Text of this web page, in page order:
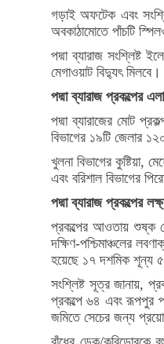
গড়াই অফটেক এবং
অবকাঠামোতে পাঁচটি
পদ্মা ব্যারাজ সংশ্লিষ্ট
মেগাওয়াট বিদ্যুৎ
পদ্মা ব্যারাজ প্রকল্পের
পদ্মা ব্যারাজের মোট
বিভাগের ১৯টি জেলার
খুলনা বিভাগের কুষ্টিয়া,
এবং বরিশাল বিভাগের
পদ্মা ব্যারাজ প্রকল্পের
প্রকল্পের আওতায় শুষ্ক
দক্ষিণ-পশ্চিমাঞ্চলের
হয়েছে ১৭ দশমিক শূন্য
সংশ্লিষ্ট সূত্র জানায়,
প্রকল্পে ৬৪ এবং রূপপুর
জমিতে সেচের জন্য